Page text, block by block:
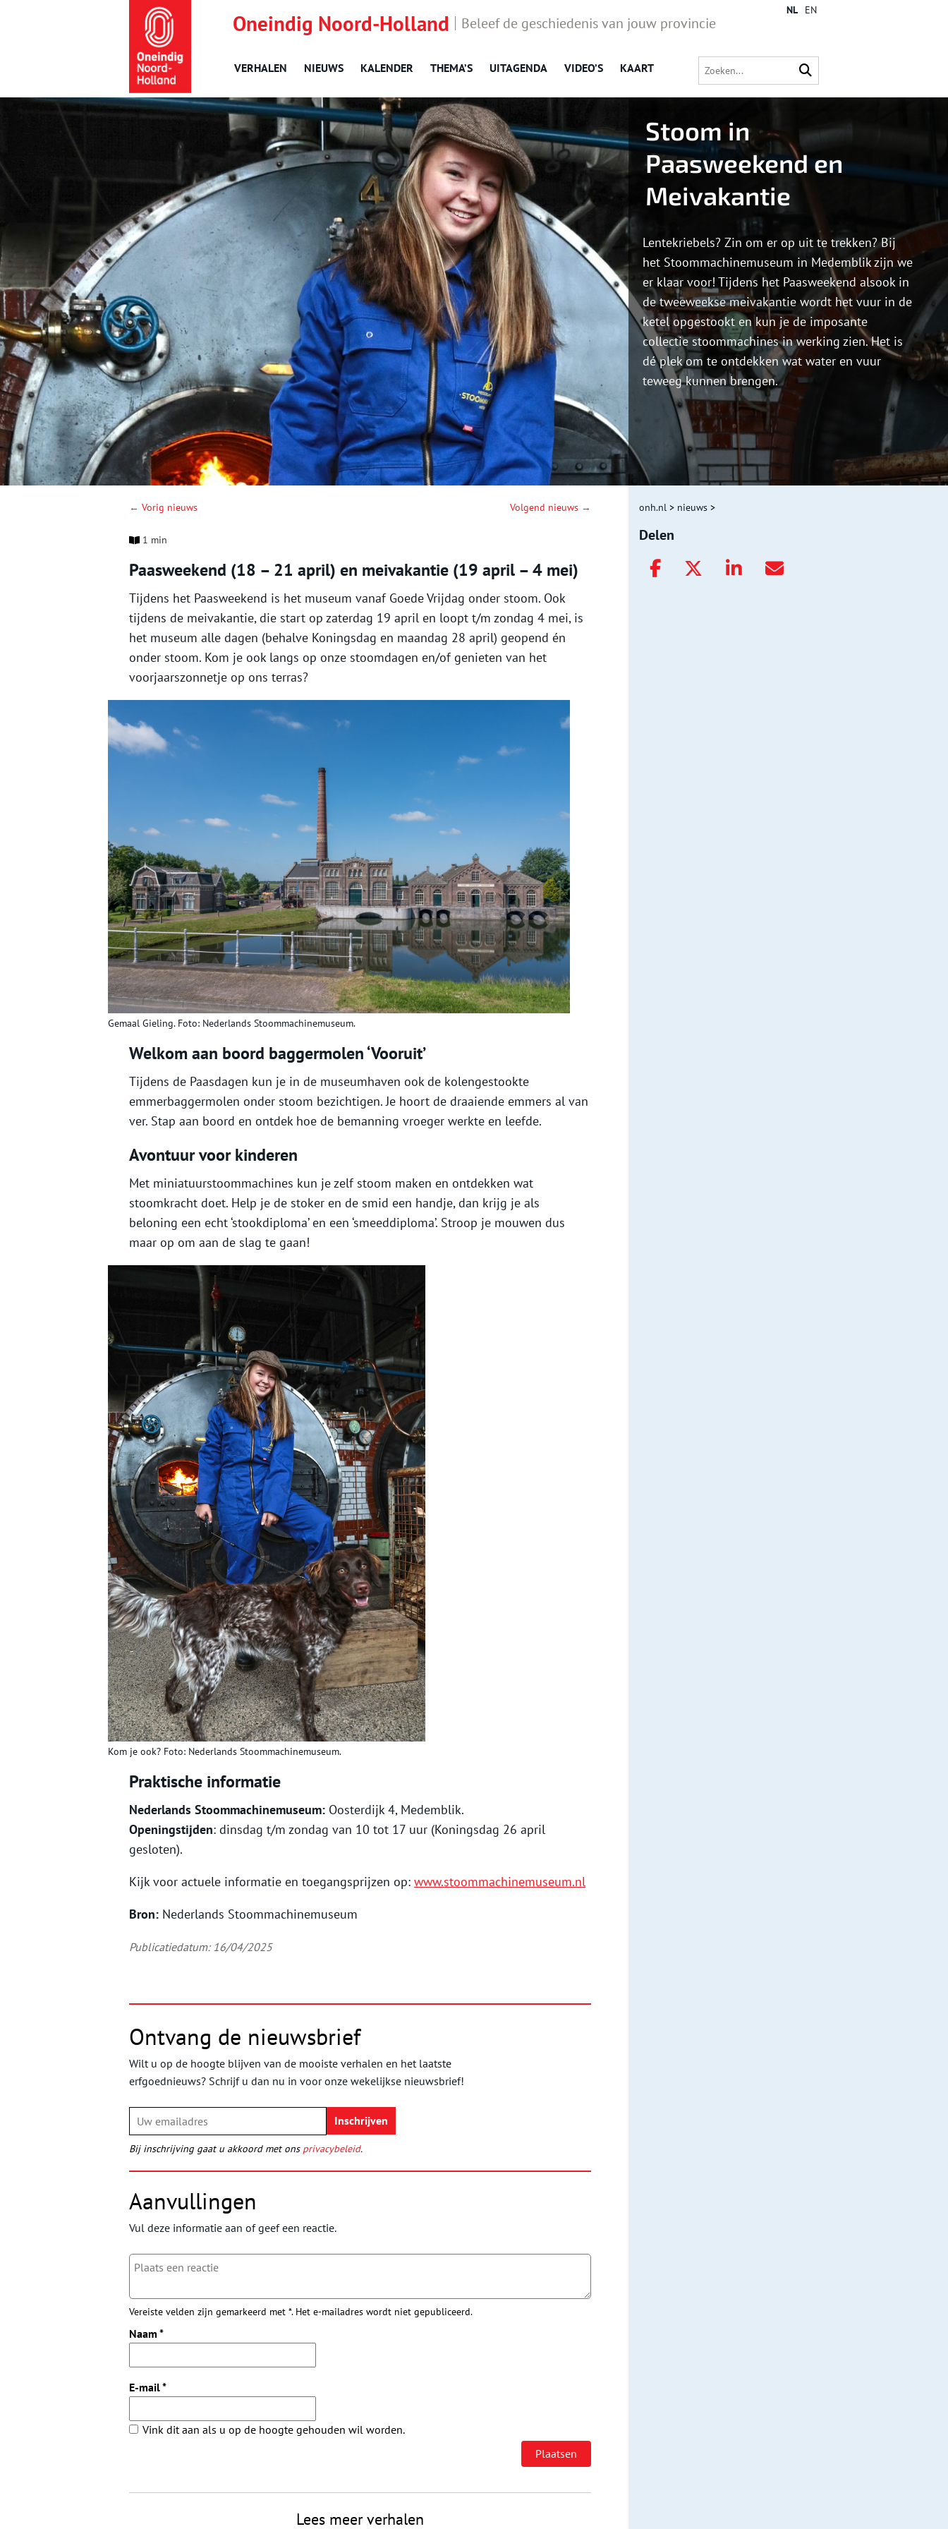
Oneindig Noord-Holland Beleef de geschiedenis van jouw provincie
VERHALEN NIEUWS KALENDER THEMA’S UITAGENDA VIDEO’S KAART
NL EN
Stoom in
Paasweekend en
Meivakantie
Lentekriebels? Zin om er op uit te trekken? Bij
het Stoommachinemuseum in Medemblik zijn we
er klaar voor! Tijdens het Paasweekend alsook in
de tweeweekse meivakantie wordt het vuur in de
ketel opgestookt en kun je de imposante
collectie stoommachines in werking zien. Het is
dé plek om te ontdekken wat water en vuur
teweeg kunnen brengen.
← Vorig nieuws Volgend nieuws →
1 min
Paasweekend (18 – 21 april) en meivakantie (19 april – 4 mei)
Tijdens het Paasweekend is het museum vanaf Goede Vrijdag onder stoom. Ook
tijdens de meivakantie, die start op zaterdag 19 april en loopt t/m zondag 4 mei, is
het museum alle dagen (behalve Koningsdag en maandag 28 april) geopend én
onder stoom. Kom je ook langs op onze stoomdagen en/of genieten van het
voorjaarszonnetje op ons terras?
Gemaal Gieling. Foto: Nederlands Stoommachinemuseum.
Welkom aan boord baggermolen ‘Vooruit’
Tijdens de Paasdagen kun je in de museumhaven ook de kolengestookte
emmerbaggermolen onder stoom bezichtigen. Je hoort de draaiende emmers al van
ver. Stap aan boord en ontdek hoe de bemanning vroeger werkte en leefde.
Avontuur voor kinderen
Met miniatuurstoommachines kun je zelf stoom maken en ontdekken wat
stoomkracht doet. Help je de stoker en de smid een handje, dan krijg je als
beloning een echt ‘stookdiploma’ en een ‘smeeddiploma’. Stroop je mouwen dus
maar op om aan de slag te gaan!
Kom je ook? Foto: Nederlands Stoommachinemuseum.
Praktische informatie
Nederlands Stoommachinemuseum: Oosterdijk 4, Medemblik.
Openingstijden: dinsdag t/m zondag van 10 tot 17 uur (Koningsdag 26 april
gesloten).
Kijk voor actuele informatie en toegangsprijzen op: www.stoommachinemuseum.nl
Bron: Nederlands Stoommachinemuseum
Publicatiedatum: 16/04/2025
Ontvang de nieuwsbrief
Wilt u op de hoogte blijven van de mooiste verhalen en het laatste
erfgoednieuws? Schrijf u dan nu in voor onze wekelijkse nieuwsbrief!
Bij inschrijving gaat u akkoord met ons privacybeleid.
Aanvullingen
Vul deze informatie aan of geef een reactie.
Vereiste velden zijn gemarkeerd met *. Het e-mailadres wordt niet gepubliceerd.
Naam *
E-mail*
Vink dit aan als u op de hoogte gehouden wil worden.
Lees meer verhalen
onh.nl > nieuws >
Delen